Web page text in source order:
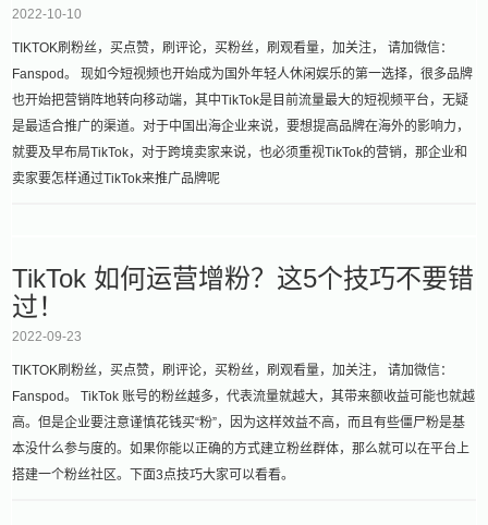
2022-10-10
TIKTOK刷粉丝，买点赞，刷评论，买粉丝，刷观看量，加关注， 请加微信：
Fanspod。 现如今短视频也开始成为国外年轻人休闲娱乐的第一选择，很多品牌
也开始把营销阵地转向移动端，其中TikTok是目前流量最大的短视频平台，无疑
是最适合推广的渠道。对于中国出海企业来说，要想提高品牌在海外的影响力，
就要及早布局TikTok，对于跨境卖家来说，也必须重视TikTok的营销，那企业和
卖家要怎样通过TikTok来推广品牌呢
TikTok 如何运营增粉？这5个技巧不要错
过！
2022-09-23
TIKTOK刷粉丝，买点赞，刷评论，买粉丝，刷观看量，加关注， 请加微信：
Fanspod。 TikTok 账号的粉丝越多，代表流量就越大，其带来额收益可能也就越
高。但是企业要注意谨慎花钱买“粉”，因为这样效益不高，而且有些僵尸粉是基
本没什么参与度的。如果你能以正确的方式建立粉丝群体，那么就可以在平台上
搭建一个粉丝社区。下面3点技巧大家可以看看。